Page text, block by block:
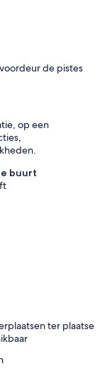
accommodatie
de pistes
op een
buurt
ter plaatse